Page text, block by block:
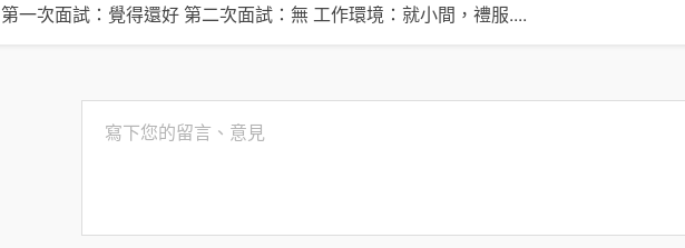
第一次面試：覺得還好 第二次面試：無 工作環境：就小間，禮服....